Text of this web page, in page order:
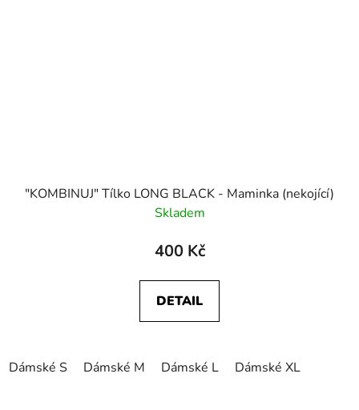
"KOMBINUJ" Tílko LONG BLACK - Maminka (nekojící)
Skladem
400 Kč
DETAIL
Dámské S Dámské M Dámské L Dámské XL